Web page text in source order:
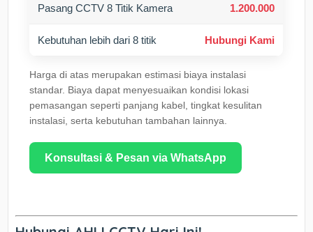
Pasang CCTV 8 Titik Kamera 1.200.000
Kebutuhan lebih dari 8 titik Hubungi Kami
Harga di atas merupakan estimasi biaya instalasi
standar. Biaya dapat menyesuaikan kondisi lokasi
pemasangan seperti panjang kabel, tingkat kesulitan
instalasi, serta kebutuhan tambahan lainnya.
Konsultasi & Pesan via WhatsApp